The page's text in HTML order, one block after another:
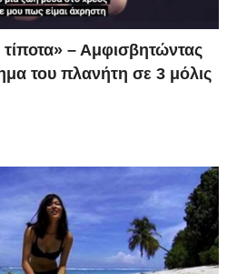
τίποτα» – Αμφισβητώντας
του πλανήτη σε 3 μόλις